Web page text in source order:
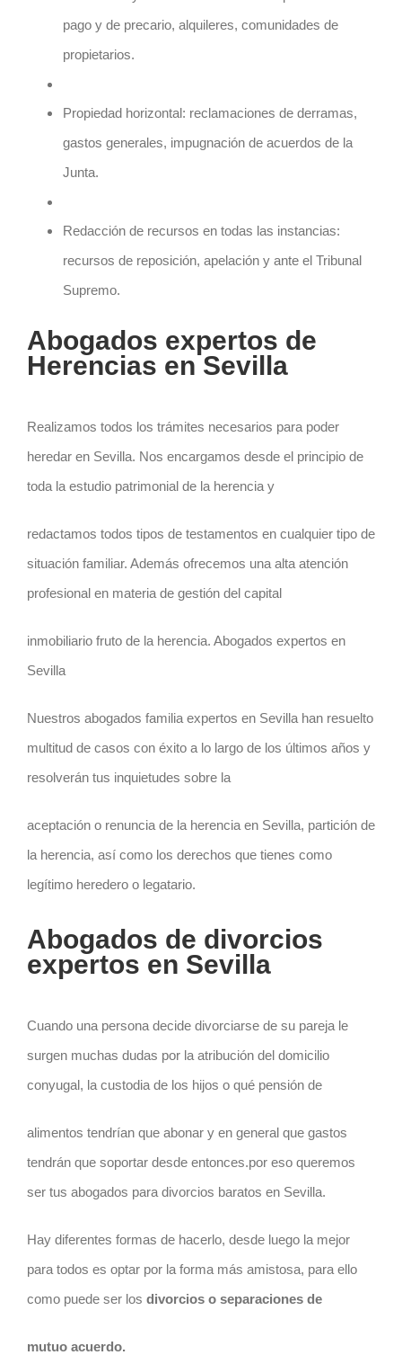
pago y de precario, alquileres, comunidades de
propietarios.
Propiedad horizontal: reclamaciones de derramas,
gastos generales, impugnación de acuerdos de la
Junta.
Redacción de recursos en todas las instancias:
recursos de reposición, apelación y ante el Tribunal
Supremo.
Abogados expertos de
Herencias en Sevilla
Realizamos todos los trámites necesarios para poder
heredar en Sevilla. Nos encargamos desde el principio de
toda la estudio patrimonial de la herencia y
redactamos todos tipos de testamentos en cualquier tipo de
situación familiar. Además ofrecemos una alta atención
profesional en materia de gestión del capital
inmobiliario fruto de la herencia. Abogados expertos en
Sevilla
Nuestros abogados familiaexpertos en Sevilla han resuelto
multitud de casos con éxito a lo largo de los últimos años y
resolverán tus inquietudes sobre la
aceptación o renuncia de la herencia en Sevilla, partición de
la herencia, así como los derechos que tienes como
legítimo heredero o legatario.
Abogados de divorcios
expertos en Sevilla
Cuando una persona decide divorciarse de su pareja le
surgen muchas dudas por la atribución del domicilio
conyugal, la custodia de los hijos o qué pensión de
alimentos tendrían que abonar y en general que gastos
tendrán que soportar desde entonces.por eso queremos
ser tus abogados para divorcios baratos en Sevilla.
Hay diferentes formas de hacerlo, desde luego la mejor
para todos es optar por la forma más amistosa, para ello
como puede ser los divorcios o separaciones de
mutuo acuerdo.